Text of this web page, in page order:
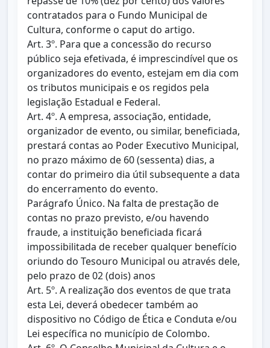
contratados para o Fundo Municipal de
Cultura, conforme o caput do artigo.
Art. 3º. Para que a concessão do recurso
público seja efetivada, é imprescindível que os
organizadores do evento, estejam em dia com
os tributos municipais e os regidos pela
legislação Estadual e Federal.
Art. 4º. A empresa, associação, entidade,
organizador de evento, ou similar, beneficiada,
prestará contas ao Poder Executivo Municipal,
no prazo máximo de 60 (sessenta) dias, a
contar do primeiro dia útil subsequente a data
do encerramento do evento.
Parágrafo Único. Na falta de prestação de
contas no prazo previsto, e/ou havendo
fraude, a instituição beneficiada ficará
impossibilitada de receber qualquer benefício
oriundo do Tesouro Municipal ou através dele,
pelo prazo de 02 (dois) anos
Art. 5º. A realização dos eventos de que trata
esta Lei, deverá obedecer também ao
dispositivo no Código de Ética e Conduta e/ou
Lei específica no município de Colombo.